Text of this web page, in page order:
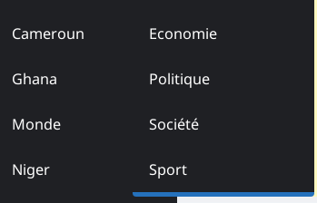
Cameroun
Ghana
Monde
Niger
Economie
Politique
Société
Sport